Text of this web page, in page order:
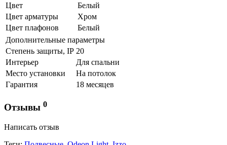
Цвет
Белый
Цвет арматуры
Хром
Цвет плафонов
Белый
Дополнительные параметры
Степень защиты, IP 20
Интерьер
Для спальни
Место установки
На потолок
Гарантия
18 месяцев
Отзывы 0
Написать отзыв